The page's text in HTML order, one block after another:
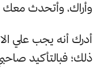
وأراك، وأتحدث
أدرك أنه يجب علي
ذلك؛ فبالتأكيد